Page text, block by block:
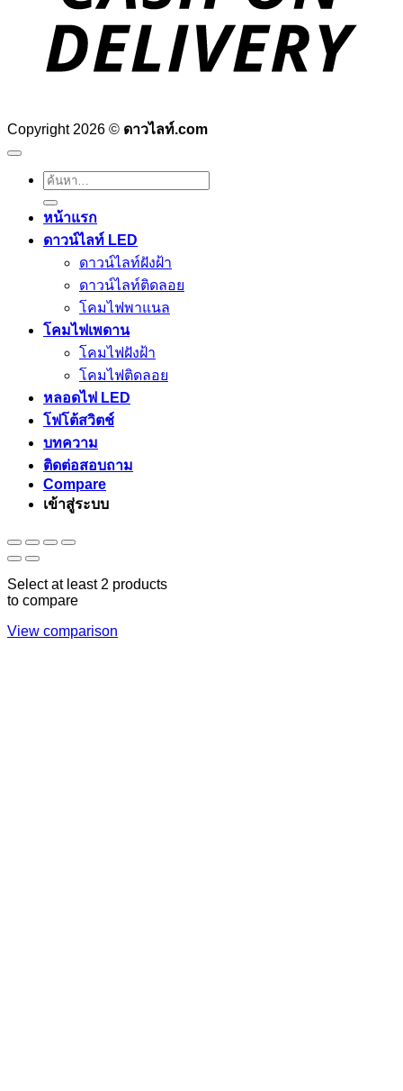
Copyright 2026 © ดาวไลท์.com
ค้นหา:
หน้าแรก
ดาวน์ไลท์ LED
ดาวน์ไลท์ฝังฝ้า
ดาวน์ไลท์ติดลอย
โคมไฟพาแนล
โคมไฟเพดาน
โคมไฟฝังฝ้า
โคมไฟติดลอย
หลอดไฟ LED
โฟโต้สวิตช์
บทความ
ติดต่อสอบถาม
Compare
เข้าสู่ระบบ
Select at least 2 products
to compare
View comparison